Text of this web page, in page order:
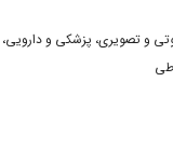
و تصویری، پزشکی و دارویی،